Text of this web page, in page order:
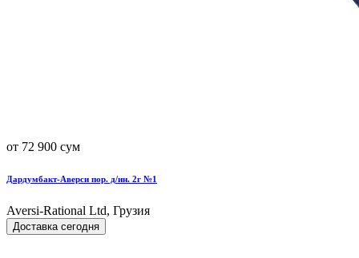
от 72 900 сум
Дардумбакт-Аверси пор. д/ин. 2г №1
Aversi-Rational Ltd, Грузия
Доставка сегодня